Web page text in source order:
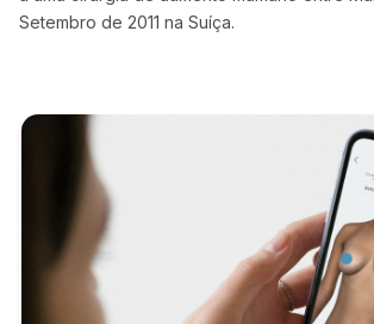
Setembro de 2011 na Suíça.